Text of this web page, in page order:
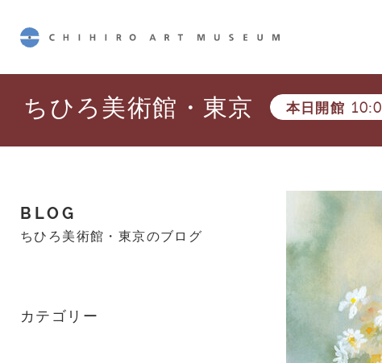
ちひろ美術館・東京 本日開館
BLOG
ちひろ美術館・東京のブログ
カテゴリー